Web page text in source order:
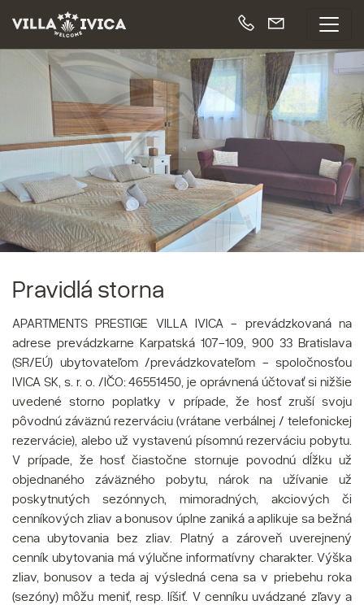
Pravidlá storna
APARTMENTS PRESTIGE VILLA IVICA - prevádzkovaná na
adrese prevádzkarne Karpatská 107-109, 900 33 Bratislava
(SR/EÚ) ubytovateľom /prevádzkovateľom - spoločnosťou
IVICA SK, s. r. o. /IČO: 46551450, je oprávnená účtovať si nižšie
uvedené storno poplatky v prípade, že hosť zruší svoju
pôvodnú záväznú rezerváciu (vrátane verbálnej / telefonickej
rezervácie), alebo už vystavenú písomnú rezerváciu pobytu.
V prípade, že hosť čiastočne stornuje povodnú dĺžku už
objednaného záväzného pobytu, nárok na užívanie už
poskytnutých sezónnych, mimoradných, akciových či
cenníkových zliav a bonusov úplne zaniká a aplikuje sa bežná
cena ubytovania bez zliav. Platný a zároveň uverejnený
cenník ubytovania má výlučne informatívny charakter. Výška
zliav, bonusov a teda aj výsledná cena sa v priebehu roka
(sezóny) môžu meniť, resp. líšiť. V cenníku uvádzané zľavy a